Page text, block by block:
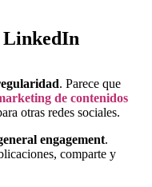
LinkedIn
. Parece que
de contenidos
otras redes sociales.
engagement.
comparte y